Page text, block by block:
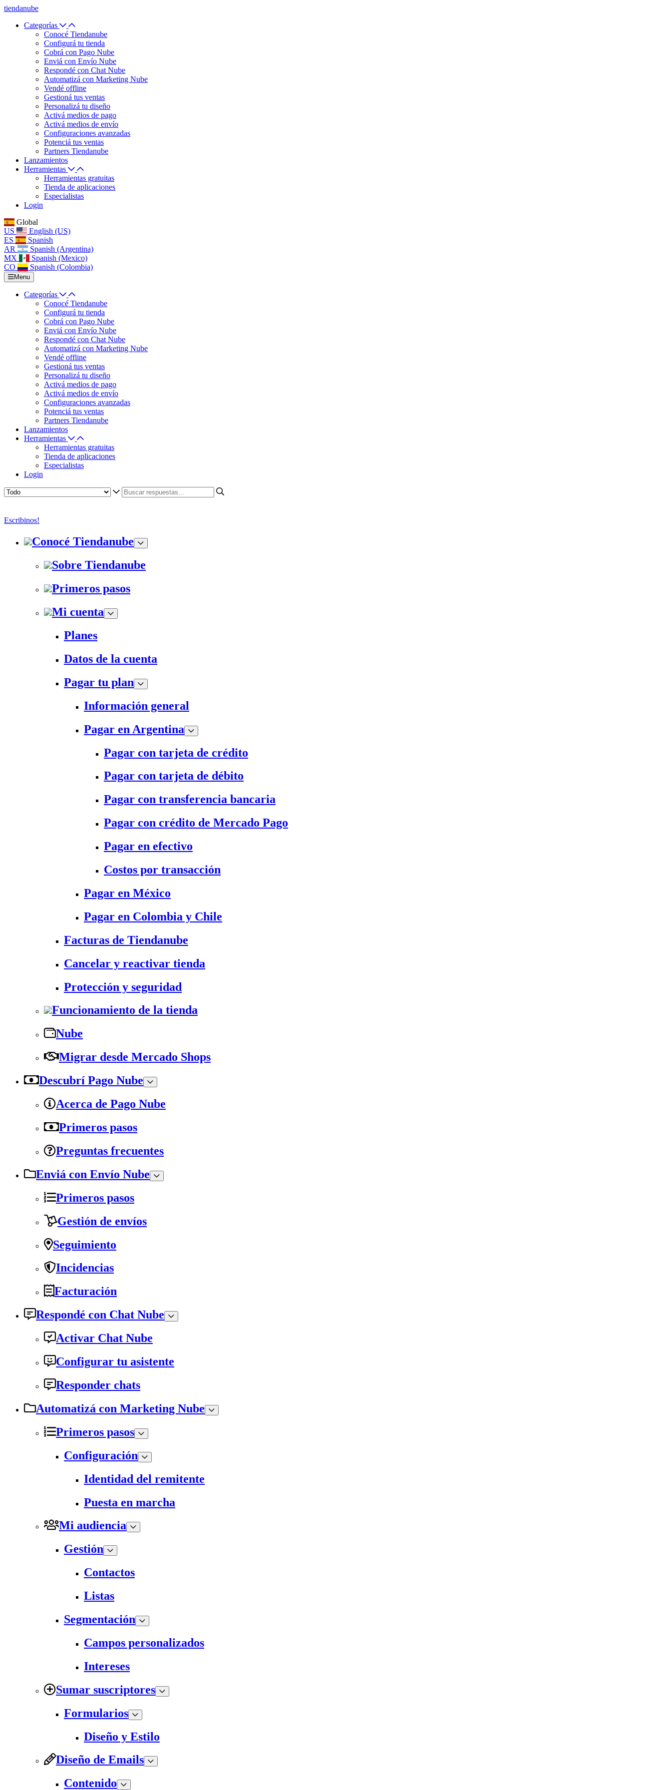
tiendanube
Categorías
Conocé Tiendanube
Configurá tu tienda
Cobrá con Pago Nube
Enviá con Envío Nube
Respondé con Chat Nube
Automatizá con Marketing Nube
Vendé offline
Gestioná tus ventas
Personalizá tu diseño
Activá medios de pago
Activá medios de envío
Configuraciones avanzadas
Potenciá tus ventas
Partners Tiendanube
Lanzamientos
Herramientas
Herramientas gratuitas
Tienda de aplicaciones
Especialistas
Login
Global
US
English (US)
ES
Spanish
AR
Spanish (Argentina)
MX
Spanish (Mexico)
CO
Spanish (Colombia)
Menu
Categorías
Conocé Tiendanube
Configurá tu tienda
Cobrá con Pago Nube
Enviá con Envío Nube
Respondé con Chat Nube
Automatizá con Marketing Nube
Vendé offline
Gestioná tus ventas
Personalizá tu diseño
Activá medios de pago
Activá medios de envío
Configuraciones avanzadas
Potenciá tus ventas
Partners Tiendanube
Lanzamientos
Herramientas
Herramientas gratuitas
Tienda de aplicaciones
Especialistas
Login
Escribinos!
Conocé Tiendanube
Sobre Tiendanube
Primeros pasos
Mi cuenta
Planes
Datos de la cuenta
Pagar tu plan
Información general
Pagar en Argentina
Pagar con tarjeta de crédito
Pagar con tarjeta de débito
Pagar con transferencia bancaria
Pagar con crédito de Mercado Pago
Pagar en efectivo
Costos por transacción
Pagar en México
Pagar en Colombia y Chile
Facturas de Tiendanube
Cancelar y reactivar tienda
Protección y seguridad
Funcionamiento de la tienda
Nube
Migrar desde Mercado Shops
Descubrí Pago Nube
Acerca de Pago Nube
Primeros pasos
Preguntas frecuentes
Enviá con Envío Nube
Primeros pasos
Gestión de envíos
Seguimiento
Incidencias
Facturación
Respondé con Chat Nube
Activar Chat Nube
Configurar tu asistente
Responder chats
Automatizá con Marketing Nube
Primeros pasos
Configuración
Identidad del remitente
Puesta en marcha
Mi audiencia
Gestión
Contactos
Listas
Segmentación
Campos personalizados
Intereses
Sumar suscriptores
Formularios
Diseño y Estilo
Diseño de Emails
Contenido